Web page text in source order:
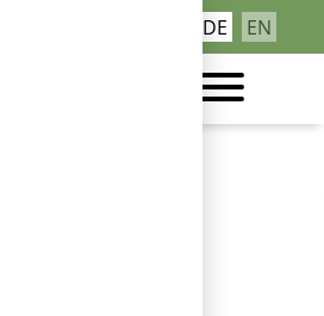
überspringen
DE EN